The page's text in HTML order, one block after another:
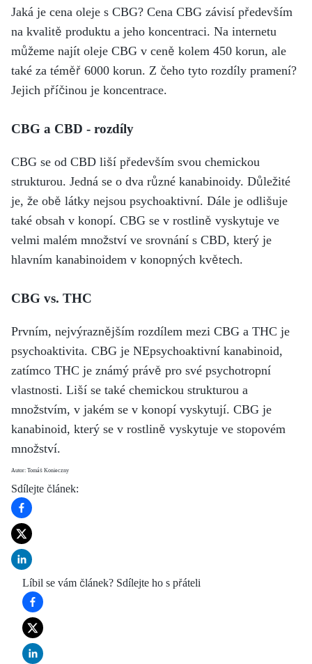
Jaká je cena oleje s CBG? Cena CBG závisí především
na kvalitě produktu a jeho koncentraci. Na internetu
můžeme najít oleje CBG v ceně kolem 450 korun, ale
také za téměř 6000 korun. Z čeho tyto rozdíly pramení?
Jejich příčinou je koncentrace.
CBG a CBD - rozdíly
CBG se od CBD liší především svou chemickou
strukturou. Jedná se o dva různé kanabinoidy. Důležité
je, že obě látky nejsou psychoaktivní. Dále je odlišuje
také obsah v konopí. CBG se v rostlině vyskytuje ve
velmi malém množství ve srovnání s CBD, který je
hlavním kanabinoidem v konopných květech.
CBG vs. THC
Prvním, nejvýraznějším rozdílem mezi CBG a THC je
psychoaktivita. CBG je NEpsychoaktivní kanabinoid,
zatímco THC je známý právě pro své psychotropní
vlastnosti. Liší se také chemickou strukturou a
množstvím, v jakém se v konopí vyskytují. CBG je
kanabinoid, který se v rostlině vyskytuje ve stopovém
množství.
Autor: Tomáš Konieczny
Sdílejte článek:
Líbil se vám článek? Sdílejte ho s přáteli